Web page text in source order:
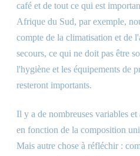
café et de tout ce qui est
Afrique du Sud, par exemple,
compte de la climatisation et de
secours, ce qui ne doit pas être
l'hygiène et les équipements de
resteront importants.
Il y a de nombreuses variables
en fonction de la composition
Mais autre chose à réfléchir :